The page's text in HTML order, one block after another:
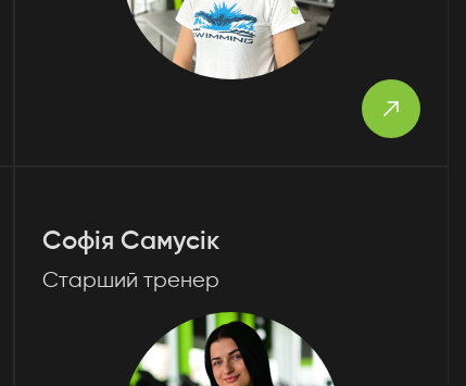
Софія Самусік
Старший тренер